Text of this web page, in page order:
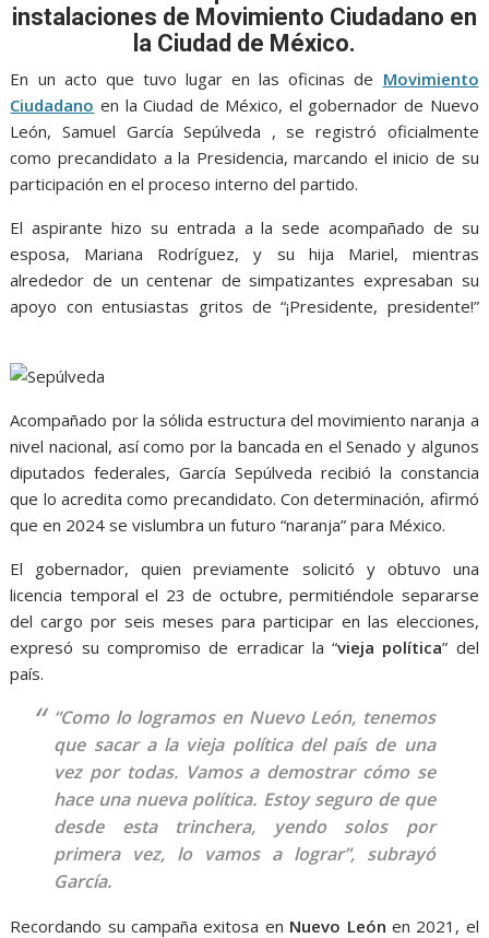
o
k
p
p
g
er
m
instalaciones de Movimiento Ciudadano en
la Ciudad de México.
En un acto que tuvo lugar en las oficinas de Movimiento
Ciudadano en la Ciudad de México, el gobernador de Nuevo
León, Samuel García Sepúlveda , se registró oficialmente
como precandidato a la Presidencia, marcando el inicio de su
participación en el proceso interno del partido.
El aspirante hizo su entrada a la sede acompañado de su
esposa, Mariana Rodríguez, y su hija Mariel, mientras
alrededor de un centenar de simpatizantes expresaban su
apoyo con entusiastas gritos de “¡Presidente, presidente!”
Acompañado por la sólida estructura del movimiento naranja a
nivel nacional, así como por la bancada en el Senado y algunos
diputados federales, García Sepúlveda recibió la constancia
que lo acredita como precandidato. Con determinación, afirmó
que en 2024 se vislumbra un futuro “naranja” para México.
El gobernador, quien previamente solicitó y obtuvo una
licencia temporal el 23 de octubre, permitiéndole separarse
del cargo por seis meses para participar en las elecciones,
expresó su compromiso de erradicar la “vieja política” del
país.
“Como lo logramos en Nuevo León, tenemos
que sacar a la vieja política del país de una
vez por todas. Vamos a demostrar cómo se
hace una nueva política. Estoy seguro de que
desde esta trinchera, yendo solos por
primera vez, lo vamos a lograr”, subrayó
García.
Recordando su campaña exitosa en Nuevo León en 2021, el